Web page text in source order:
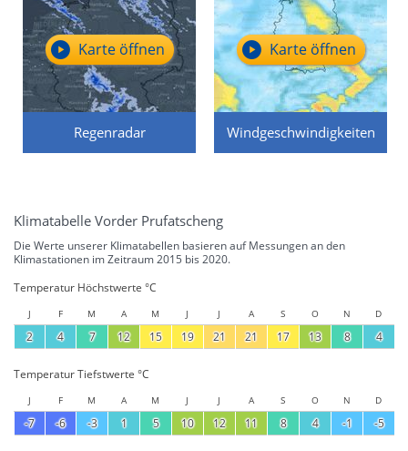
Regenradar
Karte öffnen
Windgeschwindigkeiten
Karte öffnen
Klimatabelle Vorder Prufatscheng
Die Werte unserer Klimatabellen basieren auf Messungen an den
Klimastationen im Zeitraum 2015 bis 2020.
Temperatur Höchstwerte °C
J F M A M J J A S O N D
2 4 7 12 15 19 21 21 17 13 8 4
Temperatur Tiefstwerte °C
J F M A M J J A S O N D
-7 -6 -3 1 5 10 12 11 8 4 -1 -5